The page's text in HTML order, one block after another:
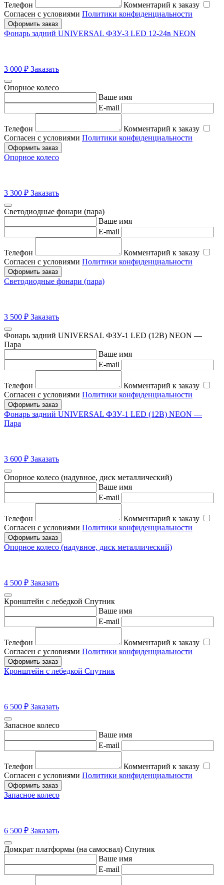
Телефон
Комментарий к заказу
Согласен с условиями Политики конфиденциальности
Оформить заказ
Фонарь задний UNIVERSAL ФЗУ-3 LED 12-24в NEON
3 000 ₽ Заказать
Опорное колесо
Ваше имя
E-mail
Телефон
Комментарий к заказу
Согласен с условиями Политики конфиденциальности
Оформить заказ
Опорное колесо
3 300 ₽ Заказать
Светодиодные фонари (пара)
Ваше имя
E-mail
Телефон
Комментарий к заказу
Согласен с условиями Политики конфиденциальности
Оформить заказ
Светодиодные фонари (пара)
3 500 ₽ Заказать
Фонарь задний UNIVERSAL ФЗУ-1 LED (12В) NEON —
Пара
Ваше имя
E-mail
Телефон
Комментарий к заказу
Согласен с условиями Политики конфиденциальности
Оформить заказ
Фонарь задний UNIVERSAL ФЗУ-1 LED (12В) NEON —
Пара
3 600 ₽ Заказать
Опорное колесо (надувное, диск металлический)
Ваше имя
E-mail
Телефон
Комментарий к заказу
Согласен с условиями Политики конфиденциальности
Оформить заказ
Опорное колесо (надувное, диск металлический)
4 500 ₽ Заказать
Кронштейн с лебедкой Спутник
Ваше имя
E-mail
Телефон
Комментарий к заказу
Согласен с условиями Политики конфиденциальности
Оформить заказ
Кронштейн с лебедкой Спутник
6 500 ₽ Заказать
Запасное колесо
Ваше имя
E-mail
Телефон
Комментарий к заказу
Согласен с условиями Политики конфиденциальности
Оформить заказ
Запасное колесо
6 500 ₽ Заказать
Домкрат платформы (на самосвал) Спутник
Ваше имя
E-mail